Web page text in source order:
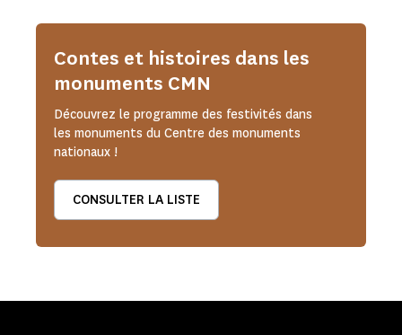
Contes et histoires dans les
monuments CMN
Découvrez le programme des festivités dans
les monuments du Centre des monuments
nationaux !
CONSULTER LA LISTE